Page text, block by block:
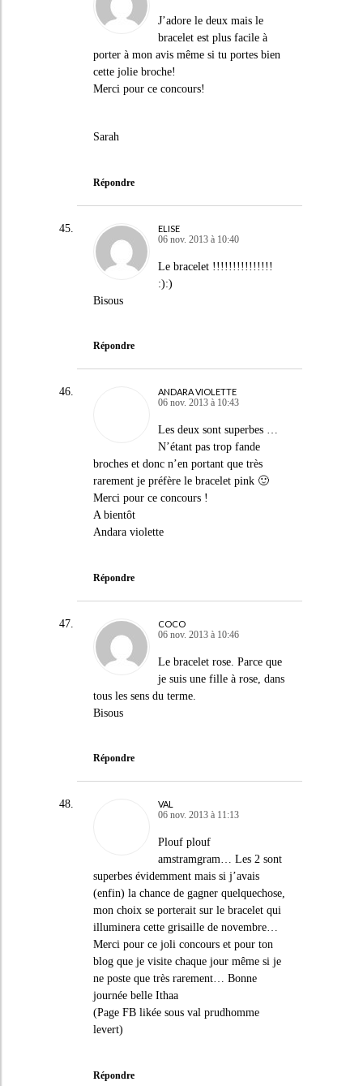
J’adore le deux mais le
bracelet est plus facile à
porter à mon avis même si tu portes bien
cette jolie broche!
Merci pour ce concours!
Sarah
Répondre
ELISE
06 nov. 2013 à 10:40
Le bracelet !!!!!!!!!!!!!!!
:):)
Bisous
Répondre
ANDARA VIOLETTE
06 nov. 2013 à 10:43
Les deux sont superbes …
N’étant pas trop fande
broches et donc n’en portant que très
rarement je préfère le bracelet pink 🙂
Merci pour ce concours !
A bientôt
Andara violette
Répondre
COCO
06 nov. 2013 à 10:46
Le bracelet rose. Parce que
je suis une fille à rose, dans
tous les sens du terme.
Bisous
Répondre
VAL
06 nov. 2013 à 11:13
Plouf plouf
amstramgram… Les 2 sont
superbes évidemment mais si j’avais
(enfin) la chance de gagner quelquechose,
mon choix se porterait sur le bracelet qui
illuminera cette grisaille de novembre…
Merci pour ce joli concours et pour ton
blog que je visite chaque jour même si je
ne poste que très rarement… Bonne
journée belle Ithaa
(Page FB likée sous val prudhomme
levert)
Répondre